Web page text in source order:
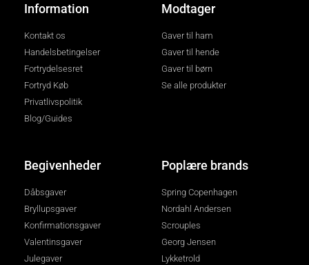
Information
Kontakt os
Handelsbetingelser
Fortrydelsesret
Fortryd Køb
Privatlivspolitik
Blog/Guides
Modtager
Gaver til ham
Gaver til hende
Gaver til børn
Se alle produkter
Begivenheder
Dåbsgaver
Bryllupsgaver
Konfirmationsgaver
Valentinsgaver
Julegaver
Poplære brands
Spring Copenhagen
Nordahl Andersen
Scrouples
Georg Jensen
Lykketrold